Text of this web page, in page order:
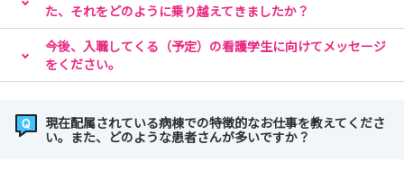
た、それをどのように乗り越えてきましたか？
今後、入職してくる（予定）の看護学生に向けてメッセージ
をください。
現在配属されている病棟での特徴的なお仕事を教えてくださ
い。また、どのような患者さんが多いですか？